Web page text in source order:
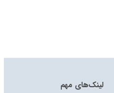
لینک‌های مهم